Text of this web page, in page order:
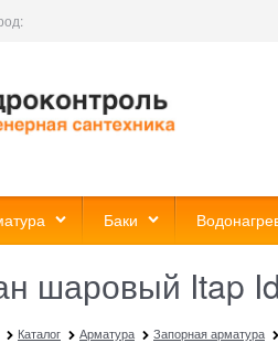
Баки
шаровый Itap
Каталог Арматура Запорная арматура